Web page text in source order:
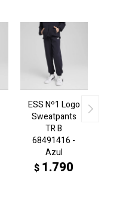
ESS Nº1 Logo
Sweatpants
TR B
68491416 -
Azul
$ 1.790